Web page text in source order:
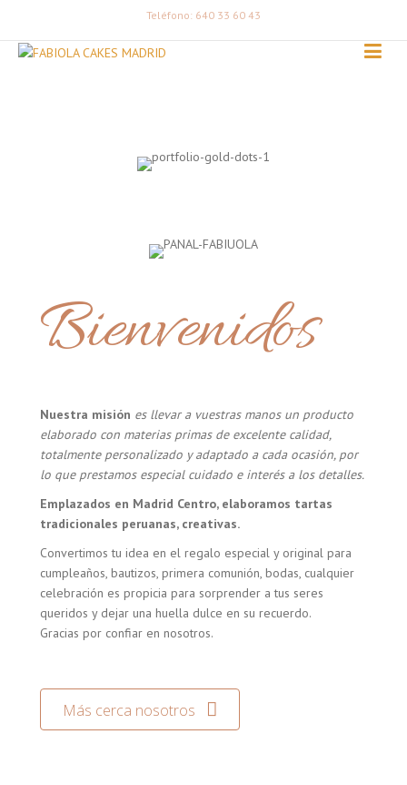
Teléfono: 640 33 60 43
Bienvenidos
Nuestra misión es llevar a vuestras manos un producto
elaborado con materias primas de excelente calidad,
totalmente personalizado y adaptado a cada ocasión, por
lo que prestamos especial cuidado e interés a los detalles.
Emplazados en Madrid Centro, elaboramos tartas
tradicionales peruanas, creativas.
Convertimos tu idea en el regalo especial y original para
cumpleaños, bautizos, primera comunión, bodas, cualquier
celebración es propicia para sorprender a tus seres
queridos y dejar una huella dulce en su recuerdo.
Gracias por confiar en nosotros.
Más cerca nosotros